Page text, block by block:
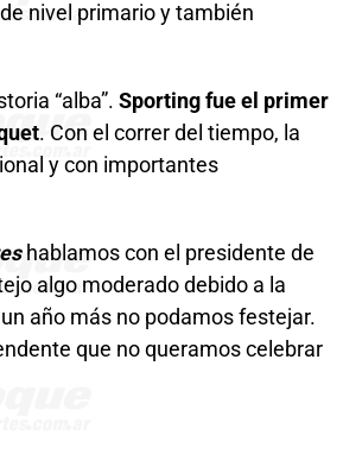
nivel primario y también
“alba”. Sporting fue el primer
. Con el correr del tiempo, la
y con importantes
hablamos con el presidente de
algo moderado debido a la
año más no podamos festejar.
que no queramos celebrar